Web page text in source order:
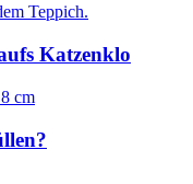
Katzenklo